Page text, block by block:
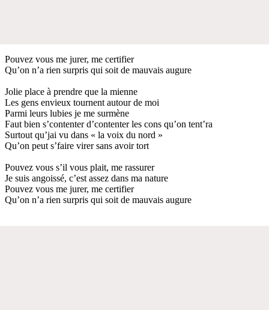
Pouvez vous me jurer, me certifier
Qu’on n’a rien surpris qui soit de mauvais augure
Jolie place à prendre que la mienne
Les gens envieux tournent autour de moi
Parmi leurs lubies je me surmène
Faut bien s’contenter d’contenter les cons qu’on tent’ra
Surtout qu’jai vu dans « la voix du nord »
Qu’on peut s’faire virer sans avoir tort
Pouvez vous s’il vous plait, me rassurer
Je suis angoissé, c’est assez dans ma nature
Pouvez vous me jurer, me certifier
Qu’on n’a rien surpris qui soit de mauvais augure